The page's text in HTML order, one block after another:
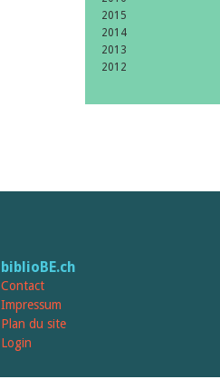
2015
2014
2013
2012
biblioBE.ch
Contact
Impressum
Plan du site
Login